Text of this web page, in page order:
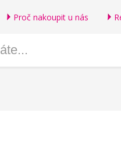
Proč nakoupit u nás